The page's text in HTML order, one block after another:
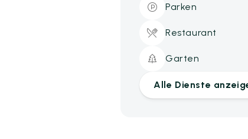
Parken
Restaurant
Garten
Alle Dienste